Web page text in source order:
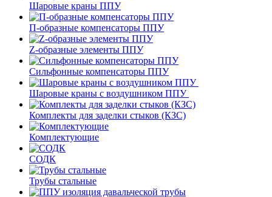
Шаровые краны ППУ
П-образные компенсаторы ППУ
Z-образные элементы ППУ
Сильфонные компенсаторы ППУ
Шаровые краны с воздушником ППУ
Комплекты для заделки стыков (КЗС)
Комплектующие
СОДК
Трубы стальные